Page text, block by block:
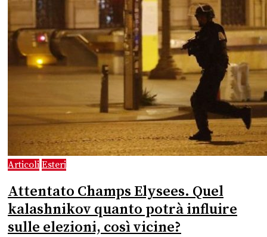
Articoli Esteri
Attentato Champs Elysees. Quel
kalashnikov quanto potrà influire
sulle elezioni, così vicine?